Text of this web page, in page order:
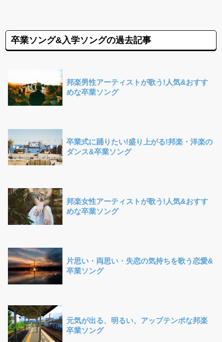
卒業ソング&入学ソングの過去記事
邦楽男性アーティストが歌う!人気&おすす
めな卒業ソング
卒業式に踊りたい!盛り上がる!邦楽・洋楽の
ダンス&卒業ソング
邦楽女性アーティストが歌う!人気&おすす
めな卒業ソング
片思い・両思い・失恋の気持ちを歌う恋愛&
卒業ソング
元気が出る、明るい、アップテンポな邦楽
卒業ソング